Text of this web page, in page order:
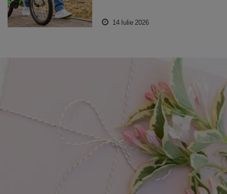
14 Iulie 2026